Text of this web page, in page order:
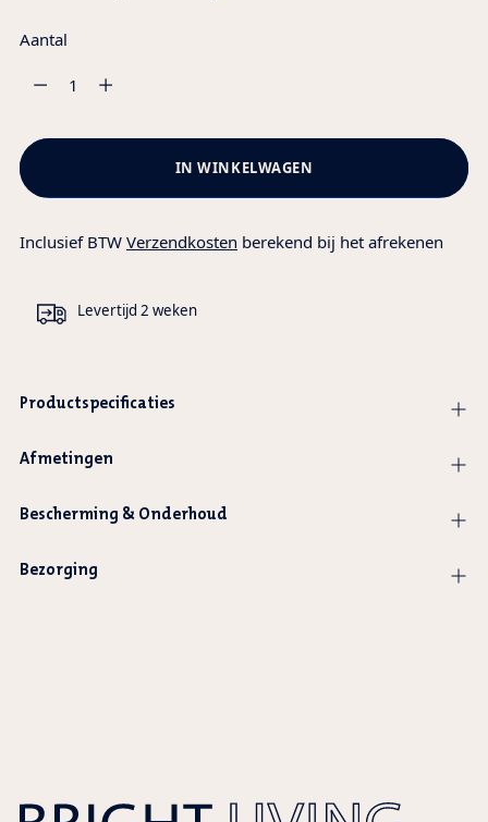
Aantal
IN WINKELWAGEN
Inclusief BTW Verzendkosten berekend bij het afrekenen
Levertijd 2 weken
Productspecificaties
Afmetingen
Bescherming & Onderhoud
Bezorging